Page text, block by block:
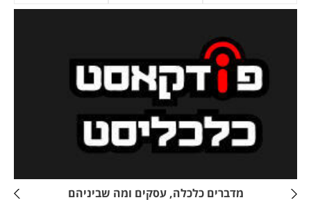
נפתח בכרטיסייה חדשה
מדברים כלכלה, עסקים ומה שביניהם
חדשה